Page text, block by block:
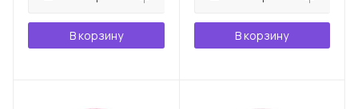
В корзину В корзину